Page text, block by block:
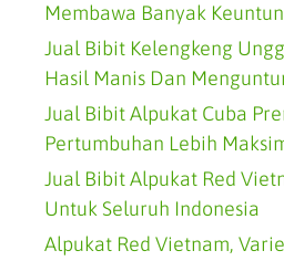
Membawa Banyak
Jual Bibit Kelengkeng
Hasil Manis Dan
Jual Bibit Alpukat Cuba
Pertumbuhan Lebih
Jual Bibit Alpukat Red
Untuk Seluruh Indonesia
Alpukat Red Vietnam,